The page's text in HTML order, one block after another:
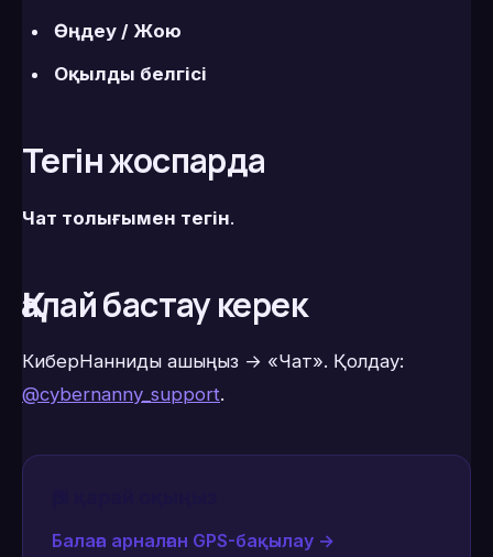
Өңдеу / Жою
Оқылды белгісі
Тегін жоспарда
Чат толығымен тегін.
Қалай бастау керек
КиберНанниды ашыңыз → «Чат». Қолдау:
@cybernanny_support.
Балаға арналған GPS-бақылау →